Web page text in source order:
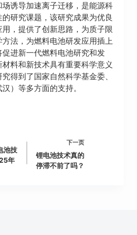
诱导加速离子迁移，是能源科
研究课题，该研究成果为优良
，提供了创新思路，为质子限
法，为燃料电池研发应用插上
进新一代燃料电池研究和发
料和新技术具有重要科学意义
得到了国家自然科学基金委、
）等多方面的支持。
池技
年
下一页
锂电池技术真的
停滞不前了吗？